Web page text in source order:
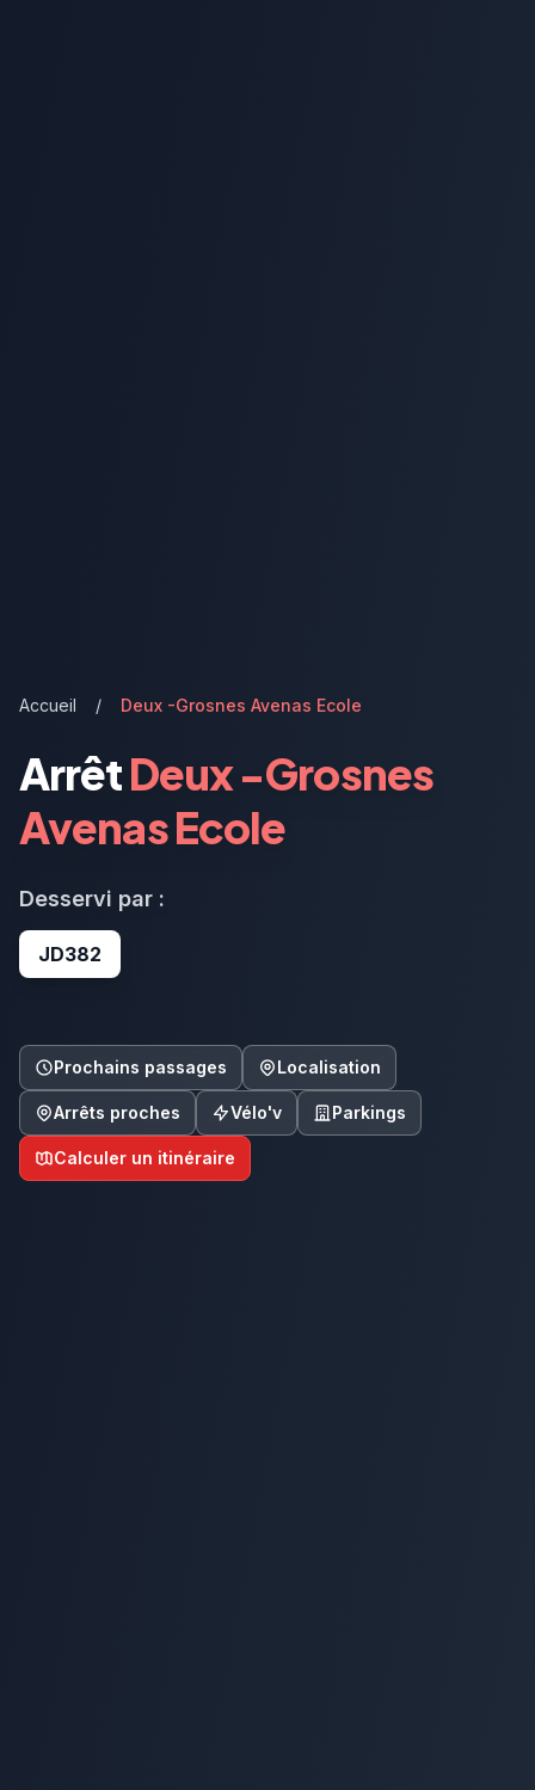
Accueil / Deux -Grosnes Avenas Ecole
ArrêtDeux -Grosnes
Avenas Ecole
Desservi par :
JD382
Prochains passages Localisation
Arrêts proches Vélo'v Parkings
Calculer un itinéraire